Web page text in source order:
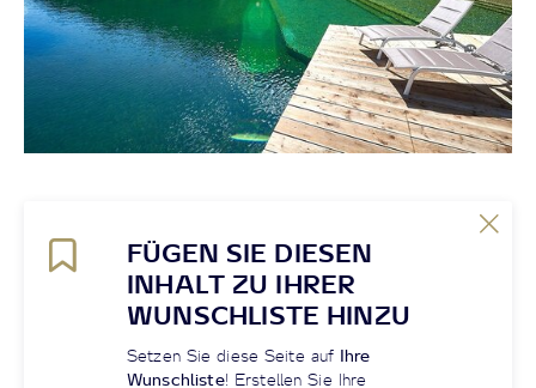
FÜGEN SIE DIESEN
INHALT ZU IHRER
WUNSCHLISTE HINZU
Setzen Sie diese Seite auf Ihre
Wunschliste! Erstellen Sie Ihre